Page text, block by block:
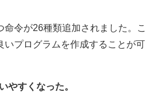
令が26種類追加されました。こ
いプログラムを作成することが可
やすくなった。